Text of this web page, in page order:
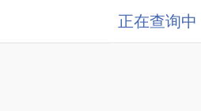
正在查询中